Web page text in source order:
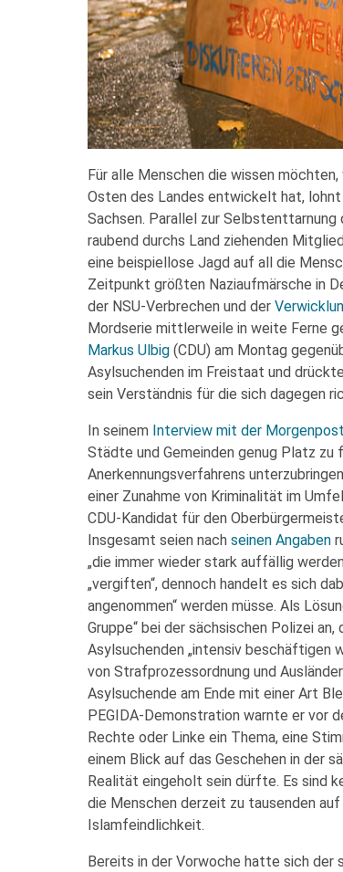
Für alle Menschen die wissen
Osten des Landes entwickelt hat,
Sachsen. Parallel zur
raubend durchs Land ziehenden
eine beispiellose Jagd auf all die
Zeitpunkt größten Naziaufmärsche in
der NSU-Verbrechen und der
Mordserie mittlerweile in weite Ferne
Markus Ulbig (CDU) am Montag
Asylsuchenden im Freistaat und
sein Verständnis für die sich dagegen
In seinem Interview mit der Morgenpost
Städte und Gemeinden genug Platz zu
Anerkennungsverfahrens
einer Zunahme von Kriminalität im
CDU-Kandidat für den
Insgesamt seien nach seinen Angaben
„die immer wieder stark auffällig
„vergiften“, dennoch handelt es sich
angenommen“ werden müsse. Als
Gruppe“ bei der sächsischen Polizei
Asylsuchenden „intensiv beschäftigen
von Strafprozessordnung und
Asylsuchende am Ende mit einer Art
PEGIDA-Demonstration warnte er vor
Rechte oder Linke ein Thema, eine
einem Blick auf das Geschehen in der
Realität eingeholt sein dürfte. Es sind
die Menschen derzeit zu tausenden
Islamfeindlichkeit.
Bereits in der Vorwoche hatte sich